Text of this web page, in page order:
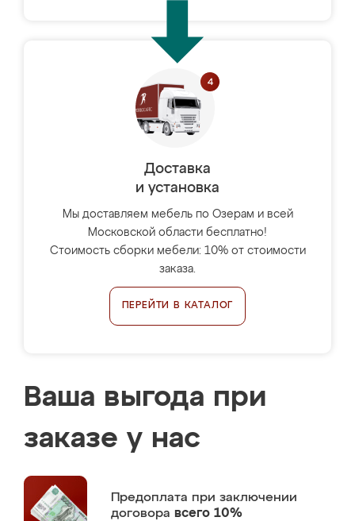
Доставка
и установка
Мы доставляем мебель по Озерам и всей
Московской области бесплатно!
Стоимость сборки мебели: 10% от стоимости
заказа.
ПЕРЕЙТИ В КАТАЛОГ
Ваша выгода при
заказе у нас
Предоплата при заключении
договора всего 10%